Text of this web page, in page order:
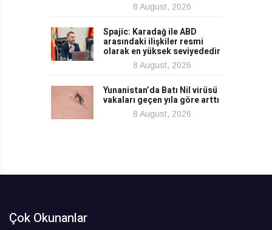
8 August, 2026
Spajic: Karadağ ile ABD
arasındaki ilişkiler resmi
olarak en yüksek seviyededir
8 August, 2026
Yunanistan’da Batı Nil virüsü
vakaları geçen yıla göre arttı
8 August, 2026
Çok Okunanlar